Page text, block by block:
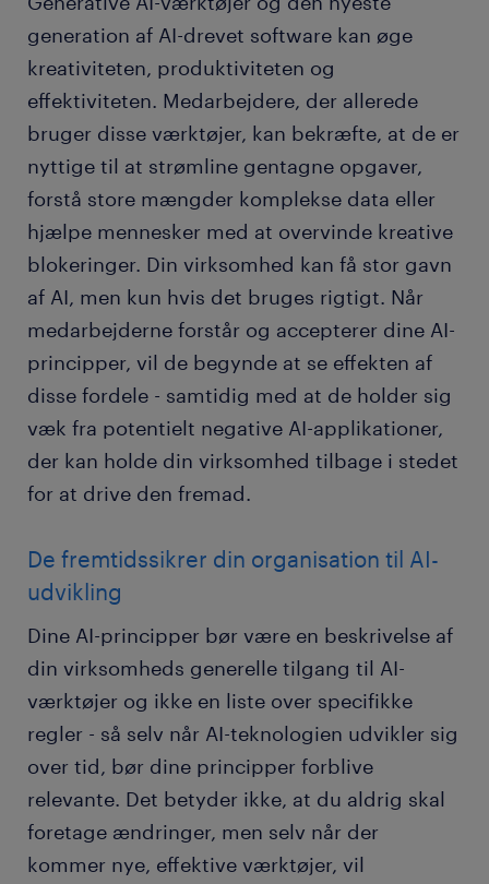
generation af AI-drevet software kan øge
kreativiteten, produktiviteten og
effektiviteten. Medarbejdere, der allerede
bruger disse værktøjer, kan bekræfte, at de er
nyttige til at strømline gentagne opgaver,
forstå store mængder komplekse data eller
hjælpe mennesker med at overvinde kreative
blokeringer. Din virksomhed kan få stor gavn
af AI, men kun hvis det bruges rigtigt. Når
medarbejderne forstår og accepterer dine AI-
principper, vil de begynde at se effekten af
disse fordele - samtidig med at de holder sig
væk fra potentielt negative AI-applikationer,
der kan holde din virksomhed tilbage i stedet
for at drive den fremad.
De fremtidssikrer din organisation til AI-
udvikling
Dine AI-principper bør være en beskrivelse af
din virksomheds generelle tilgang til AI-
værktøjer og ikke en liste over specifikke
regler - så selv når AI-teknologien udvikler sig
over tid, bør dine principper forblive
relevante. Det betyder ikke, at du aldrig skal
foretage ændringer, men selv når der
kommer nye, effektive værktøjer, vil